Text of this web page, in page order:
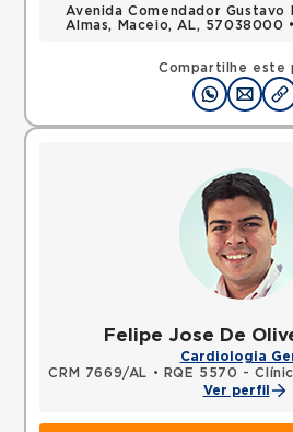
Compartilhe este
Avenida Comendador Gustavo
Almas, Maceio, AL, 57038000 •
Felipe Jose De
Cardiologia
CRM 7669/AL • RQE 5570 -
Ver perfil